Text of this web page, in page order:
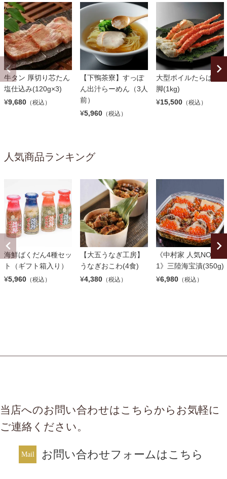
牛タン 厚切り芯たん
塩仕込み(120g×3)
¥9,680 （税込）
【下鴨茶寮】すっぽ
ん出汁らーめん（3人
前）
¥5,960 （税込）
大型ボイルたらば蟹
脚(1kg)
¥15,500 （税込）
人気商品ランキング
海鮮ばくだん4種セッ
ト（ギフト箱入り）
¥5,960 （税込）
【大五うなぎ工房】
うなぎおこわ(4食)
¥4,380 （税込）
《中村家 人気NO.
1》三陸海宝漬(350g)
¥6,980 （税込）
当店へのお問い合わせはこちらからお気軽に
ご連絡ください。
お問い合わせフォームはこちら